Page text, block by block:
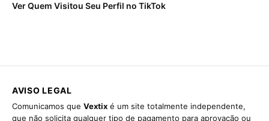
Ver Quem Visitou Seu Perfil no TikTok
AVISO LEGAL
Comunicamos que Vextix é um site totalmente independente,
que não solicita qualquer tipo de pagamento para aprovação ou